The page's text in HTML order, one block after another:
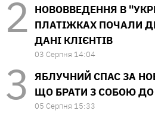
НОВОВВЕДЕННЯ В
ПЛАТІЖКАХ ПОЧАЛИ
ДАНІ КЛІЄНТІВ
03 Серпня 14:04
ЯБЛУЧНИЙ СПАС ЗА
ЩО БРАТИ З СОБОЮ ДО
05 Серпня 15:33